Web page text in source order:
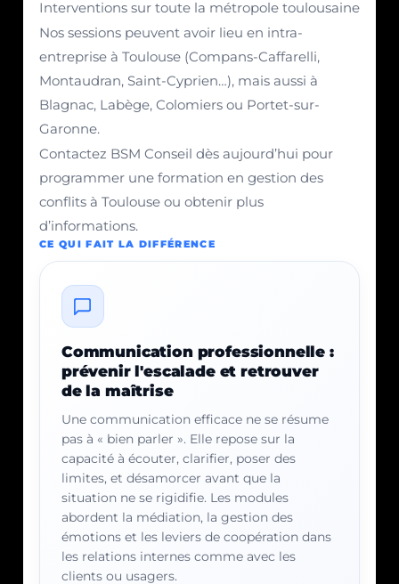
Interventions sur toute la métropole toulousaine
Nos sessions peuvent avoir lieu en intra-
entreprise à Toulouse (Compans-Caffarelli,
Montaudran, Saint-Cyprien…), mais aussi à
Blagnac, Labège, Colomiers ou Portet-sur-
Garonne.
Contactez BSM Conseil dès aujourd’hui pour
programmer une formation en gestion des
conflits à Toulouse ou obtenir plus
d’informations.
CE QUI FAIT LA DIFFÉRENCE
Communication professionnelle :
prévenir l'escalade et retrouver
de la maîtrise
Une communication efficace ne se résume
pas à « bien parler ». Elle repose sur la
capacité à écouter, clarifier, poser des
limites, et désamorcer avant que la
situation ne se rigidifie. Les modules
abordent la médiation, la gestion des
émotions et les leviers de coopération dans
les relations internes comme avec les
clients ou usagers.